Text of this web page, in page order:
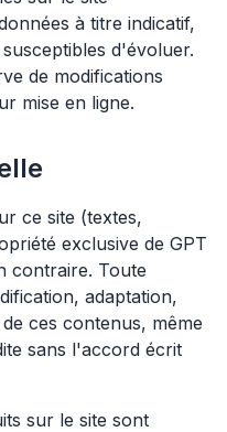
à titre indicatif,
d'évoluer.
de modifications
mise en ligne.
ce site (textes,
exclusive de GPT
contraire. Toute
adaptation,
ces contenus, même
sans l'accord écrit
sur le site sont